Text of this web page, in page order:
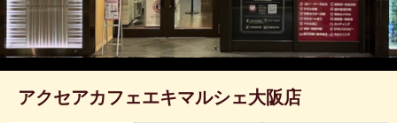
アクセアカフェエキマルシェ大阪店